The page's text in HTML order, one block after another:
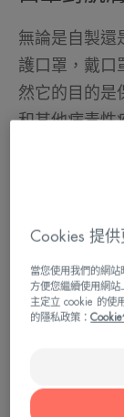
無論是自製還
護口罩，戴口
然它的目的是
和其他病毒性
實，但另一
（如暗瘡）
暗瘡肌膚
Cookies 提供
當您使用我們的網
方便您繼續使用網
主定立 cookie 的使
的隱私政策：Cookie